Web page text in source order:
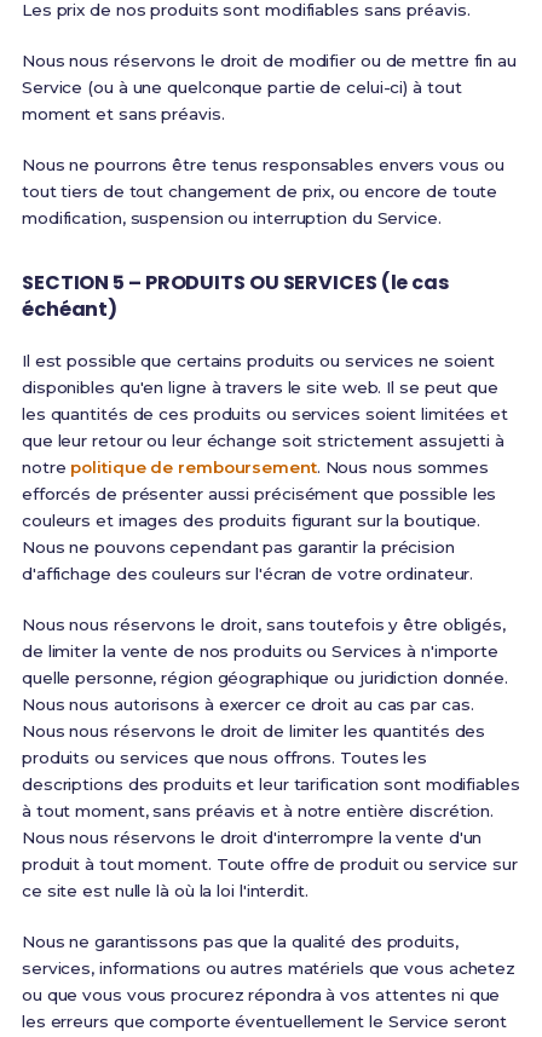
Les prix de nos produits sont modifiables sans préavis.
Nous nous réservons le droit de modifier ou de mettre fin au
Service (ou à une quelconque partie de celui-ci) à tout
moment et sans préavis.
Nous ne pourrons être tenus responsables envers vous ou
tout tiers de tout changement de prix, ou encore de toute
modification, suspension ou interruption du Service.
SECTION 5 – PRODUITS OU SERVICES (le cas
échéant)
Il est possible que certains produits ou services ne soient
disponibles qu'en ligne à travers le site web. Il se peut que
les quantités de ces produits ou services soient limitées et
que leur retour ou leur échange soit strictement assujetti à
notre politique de remboursement. Nous nous sommes
efforcés de présenter aussi précisément que possible les
couleurs et images des produits figurant sur la boutique.
Nous ne pouvons cependant pas garantir la précision
d'affichage des couleurs sur l'écran de votre ordinateur.
Nous nous réservons le droit, sans toutefois y être obligés,
de limiter la vente de nos produits ou Services à n'importe
quelle personne, région géographique ou juridiction donnée.
Nous nous autorisons à exercer ce droit au cas par cas.
Nous nous réservons le droit de limiter les quantités des
produits ou services que nous offrons. Toutes les
descriptions des produits et leur tarification sont modifiables
à tout moment, sans préavis et à notre entière discrétion.
Nous nous réservons le droit d'interrompre la vente d'un
produit à tout moment. Toute offre de produit ou service sur
ce site est nulle là où la loi l'interdit.
Nous ne garantissons pas que la qualité des produits,
services, informations ou autres matériels que vous achetez
ou que vous vous procurez répondra à vos attentes ni que
les erreurs que comporte éventuellement le Service seront